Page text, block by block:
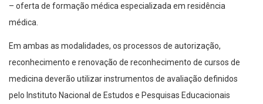
– oferta de formação médica especializada em residência
médica.
Em ambas as modalidades, os processos de autorização,
reconhecimento e renovação de reconhecimento de cursos de
medicina deverão utilizar instrumentos de avaliação definidos
pelo Instituto Nacional de Estudos e Pesquisas Educacionais